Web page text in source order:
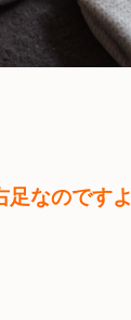
足なのですよ